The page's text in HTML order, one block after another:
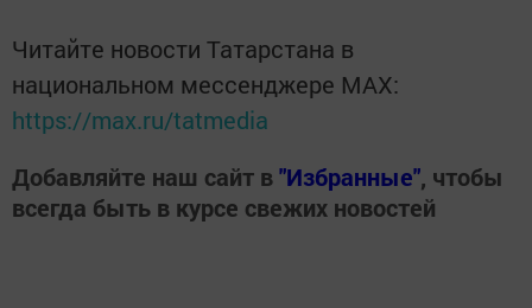
Читайте новости Татарстана в
национальном мессенджере MАХ:
https://max.ru/tatmedia
Добавляйте наш сайт в"Избранные", чтобы
всегда быть в курсе свежих новостей